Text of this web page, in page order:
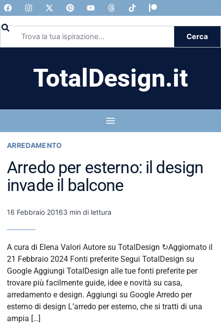
Cerca
TotalDesign.it
ARREDAMENTO
Arredo per esterno: il design
invade il balcone
16 Febbraio 20163 min di lettura
A cura di Elena Valori Autore su TotalDesign ↻Aggiornato il
21 Febbraio 2024 Fonti preferite Segui TotalDesign su
Google Aggiungi TotalDesign alle tue fonti preferite per
trovare più facilmente guide, idee e novità su casa,
arredamento e design. Aggiungi su Google Arredo per
esterno di design L’arredo per esterno, che si tratti di una
ampia […]